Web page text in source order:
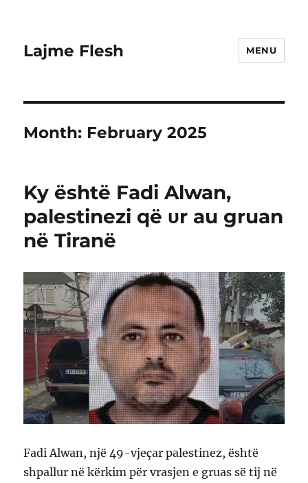
Lajme Flesh MENU
Month: February 2025
Ky është Fadi Alwan,
palestinezi që υr au gruan
në Tiranë
Fadi Alwan, një 49-vjeçar palestinez, është
shpallur në kërkim për vrasjen e gruas së tij në